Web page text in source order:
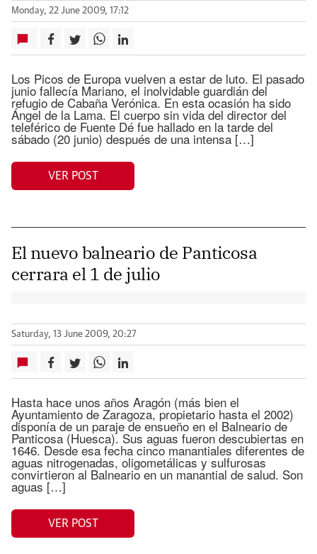
Monday, 22 June 2009, 17:12
Los Picos de Europa vuelven a estar de luto. El pasado
junio fallecía Mariano, el inolvidable guardián del
refugio de Cabaña Verónica. En esta ocasión ha sido
Ángel de la Lama. El cuerpo sin vida del director del
teleférico de Fuente Dé fue hallado en la tarde del
sábado (20 junio) después de una intensa […]
VER POST
El nuevo balneario de Panticosa
cerrara el 1 de julio
Saturday, 13 June 2009, 20:27
Hasta hace unos años Aragón (más bien el
Ayuntamiento de Zaragoza, propietario hasta el 2002)
disponía de un paraje de ensueño en el Balneario de
Panticosa (Huesca). Sus aguas fueron descubiertas en
1646. Desde esa fecha cinco manantiales diferentes de
aguas nitrogenadas, oligometálicas y sulfurosas
convirtieron al Balneario en un manantial de salud. Son
aguas […]
VER POST